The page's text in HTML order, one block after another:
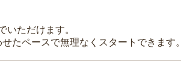
ただけます。
たペースで無理なくスタートできます。